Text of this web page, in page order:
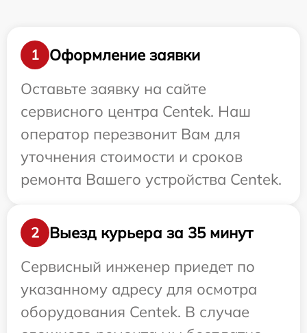
1
Оформление заявки
Оставьте заявку на сайте
сервисного центра Centek. Наш
оператор перезвонит Вам для
уточнения стоимости и сроков
ремонта Вашего устройства Centek.
2
Выезд курьера за 35 минут
Сервисный инженер приедет по
указанному адресу для осмотра
оборудования Centek. В случае